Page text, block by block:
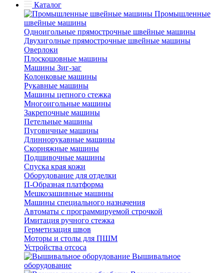
Каталог
Промышленные
швейные машины
Одноигольные прямострочные швейные машины
Двухиголные прямострочные швейные машины
Оверлоки
Плоскошовные машины
Машины Зиг-заг
Колонковые машины
Рукавные машины
Машины цепного стежка
Многоигольные машины
Закрепочные машины
Петельные машины
Пуговичные машины
Длиннорукавные машины
Скорняжные машины
Подшивочные машины
Спуска края кожи
Оборудование для отделки
П-Образная платформа
Мешкозашивные машины
Машины специального назначения
Автоматы с программируемой строчкой
Имитация ручного стежка
Герметизация швов
Моторы и столы для ПШМ
Устройства отсоса
Вышивальное
оборудование